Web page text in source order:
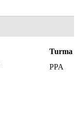
Turma
PPA